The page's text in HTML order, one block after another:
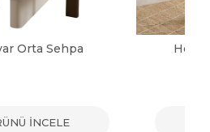
Orta Sehpa
İNCELE